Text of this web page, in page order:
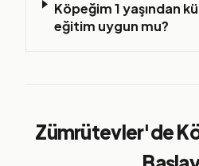
Köpeğim 1 yaşından
eğitim uygun mu?
Zümrütevler'de